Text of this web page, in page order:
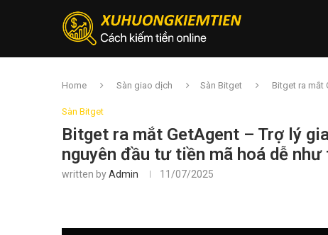
Home Sàn giao dịch Sàn Bitget Bitget ra mắt
Sàn Bitget
Bitget ra mắt GetAgent – Trợ lý
nguyên đầu tư tiền mã hoá dễ như
written byAdmin 11/07/2025